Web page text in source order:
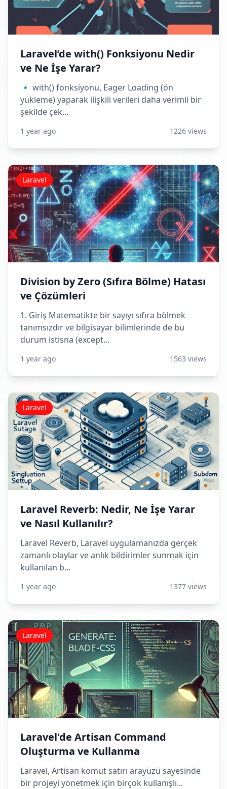
Laravel’de with() Fonksiyonu Nedir
ve Ne İşe Yarar?
🔹 with() fonksiyonu, Eager Loading (ön
yükleme) yaparak ilişkili verileri daha verimli bir
şekilde çek...
1 year ago 1226 views
Laravel
Division by Zero (Sıfıra Bölme) Hatası
ve Çözümleri
1. Giriş Matematikte bir sayıyı sıfıra bölmek
tanımsızdır ve bilgisayar bilimlerinde de bu
durum istisna (except...
1 year ago 1563 views
Laravel
Laravel Reverb: Nedir, Ne İşe Yarar
ve Nasıl Kullanılır?
Laravel Reverb, Laravel uygulamanızda gerçek
zamanlı olaylar ve anlık bildirimler sunmak için
kullanılan b...
1 year ago 1377 views
Laravel
Laravel'de Artisan Command
Oluşturma ve Kullanma
Laravel, Artisan komut satırı arayüzü sayesinde
bir projeyi yönetmek için birçok kullanışlı...